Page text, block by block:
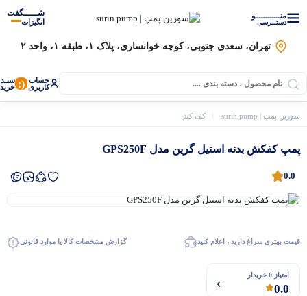
منــــــــــــو
دستــرسی
شـــــگفت
انگیزات
تهران، سعدی جنوبی، کوچه خوانساری، پلاک ۱، طبقه ۱، واحد ۲
حساب
کاربری (: سبـد
خرید
سورین پمپ | surin pump کف کش، لجن کش و شناور
پمپ کفکش بدنه استیل گرین مدل GPS250F
0.0
قیمت بهتری سراغ دارید ، اعلام کنید گزارش مشخصات کالا یا موارد قانونی
امتیاز 0 خریدار
0.0